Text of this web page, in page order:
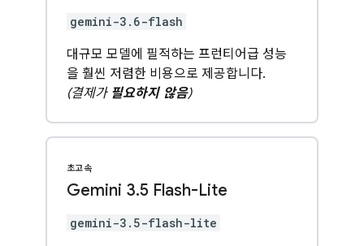
gemini-3.6-flash
대규모 모델에 필적하는 프런티어급 성능
을 훨씬 저렴한 비용으로 제공합니다.
(결제가 필요하지 않음)
초고속
Gemini 3.5 Flash-Lite
gemini-3.5-flash-lite